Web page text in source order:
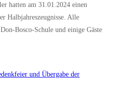
hatten am 31.01.2024 einen
Halbjahreszeugnisse. Alle
Bosco-Schule und einige Gäste